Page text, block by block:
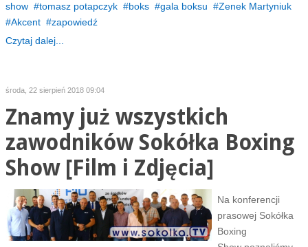
show
tomasz potapczyk boks gala boksu
Zenek Martyniuk
Akcent
zapowiedź
Czytaj dalej...
środa, 22 sierpień 2018 09:04
Znamy już wszystkich
zawodników Sokółka Boxing
Show [Film i Zdjęcia]
Na konferencji
prasowej Sokółka
Boxing